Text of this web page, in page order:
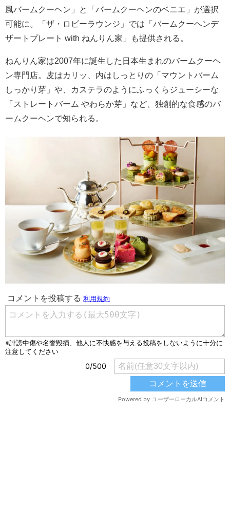
風バームクーヘン」と「バームクーヘンのベニエ」が選択
可能に。「ザ・ロビーラウンジ」では「バームクーヘンデ
ザートプレート with ねんりん家」も提供される。
ねんりん家は2007年に誕生した日本生まれのバームクーヘ
ン専門店。皮はカリッ、内はしっとりの「マウントバーム
しっかり芽」や、カステラのようにふっくらジューシーな
「ストレートバーム やわらか芽」など、独創的な食感のバ
ームクーヘンで知られる。